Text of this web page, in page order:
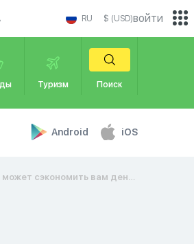
RU $ (USD)
Туризм Поиск
Android iOS
войти
вам деньги | Пресс-релиз HMC Rewards